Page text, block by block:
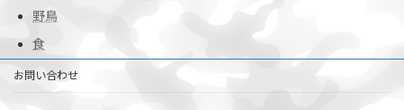
野鳥
食
お問い合わせ